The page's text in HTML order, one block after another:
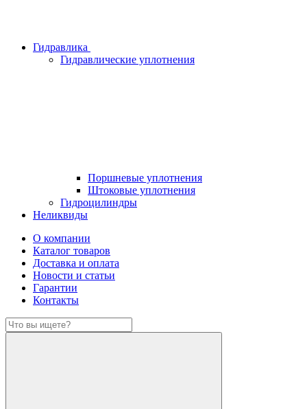
Гидравлика
Гидравлические уплотнения
Поршневые уплотнения
Штоковые уплотнения
Гидроцилиндры
Неликвиды
О компании
Каталог товаров
Доставка и оплата
Новости и статьи
Гарантии
Контакты